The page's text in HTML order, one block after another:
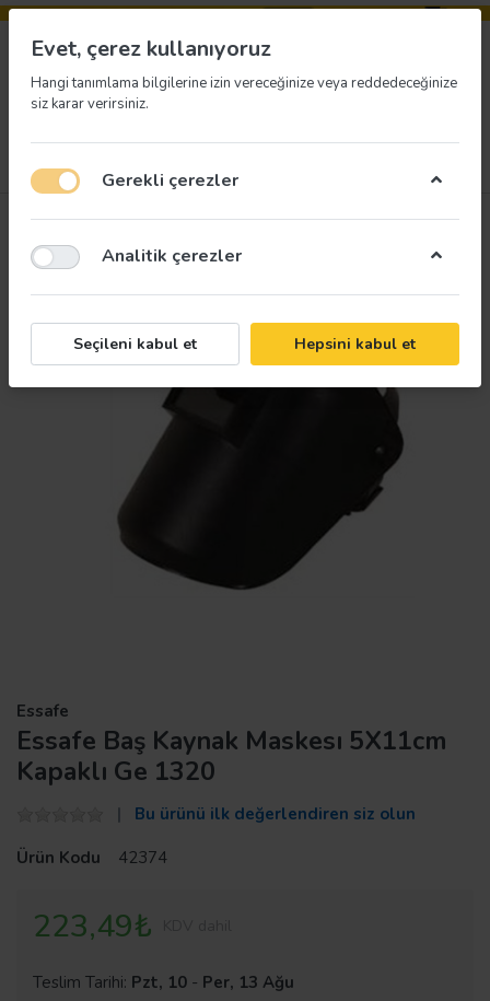
Essafe
Essafe Baş Kaynak Maskesı 5X11cm
Kapaklı Ge 1320
Bu ürünü ilk değerlendiren siz olun
Ürün Kodu
42374
223,49₺
Teslim Tarihi: Pzt, 10 - Per, 13 Ağu
Evet, çerez kullanıyoruz
Hangi tanımlama bilgilerine izin vereceğinize veya reddedeceğinize
siz karar verirsiniz.
Gerekli çerezler
Analitik çerezler
Seçileni kabul et Hepsini kabul et